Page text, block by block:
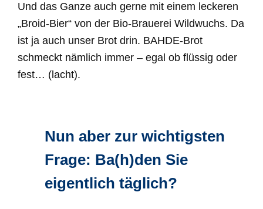
Und das Ganze auch gerne mit einem leckeren
„Broid-Bier“ von der Bio-Brauerei Wildwuchs. Da
ist ja auch unser Brot drin. BAHDE-Brot
schmeckt nämlich immer – egal ob flüssig oder
fest… (lacht).
Nun aber zur wichtigsten
Frage: Ba(h)den Sie
eigentlich täglich?